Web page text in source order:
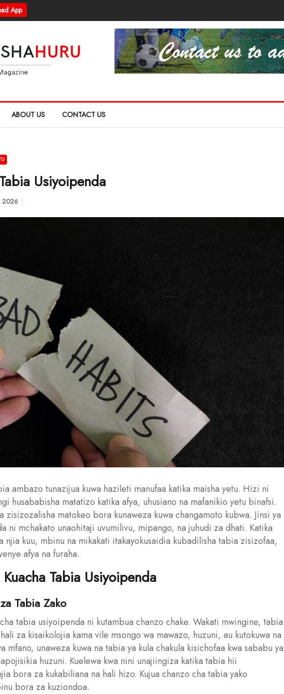
App
ABOUT US CONTACT US
Usiyoipenda
2026
ambazo tunazijua kuwa hazileti manufaa katika maisha yetu. Hizi ni
husababisha matatizo katika afya, uhusiano na mafanikio yetu binafsi.
zisizozalisha matokeo bora kunaweza kuwa changamoto kubwa. Jinsi ya
ni mchakato unaohitaji uvumilivu, mipango, na juhudi za dhati. Katika
njia kuu, mbinu na mikakati itakayokusaidia kubadilisha tabia zisizofaa,
afya na furaha.
Tabia Usiyoipenda
Tabia Zako
tabia usiyoipenda ni kutambua chanzo chake. Wakati mwingine, tabia
za kisaikolojia kama vile msongo wa mawazo, huzuni, au kutokuwa na
mfano, unaweza kuwa na tabia ya kula chakula kisichofaa kwa sababu ya
huzuni. Kuelewa kwa nini unajiingiza katika tabia hii
bora za kukabiliana na hali hizo. Kujua chanzo cha tabia yako
bora za kuziondoa.